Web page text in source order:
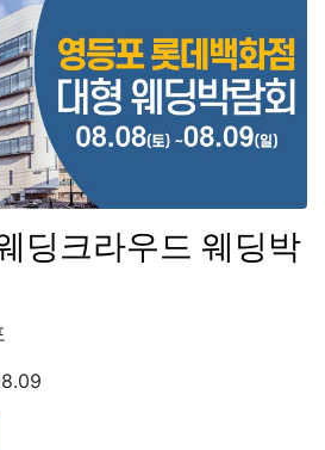
딩크라우드 웨딩박